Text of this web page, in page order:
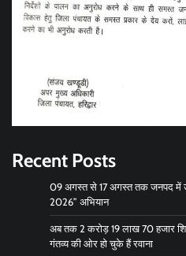
Recent Posts
09 अगस्त से 17 अगस्त तक जनपद में
2026” अभियान
अब तक 2 करोड़ 19 लाख 70 हजार
गंतव्य की ओर हो चुके हैं रवाना